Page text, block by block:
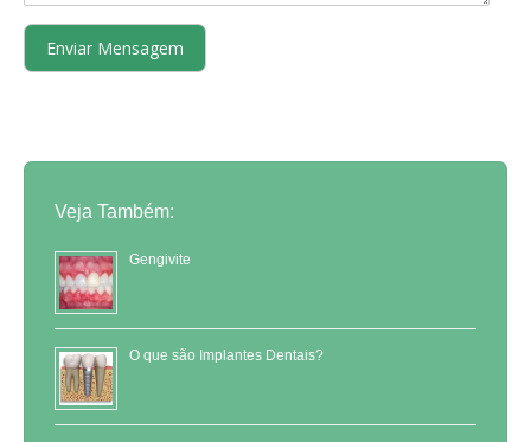
Veja Também:
Gengivite
O que são Implantes Dentais?